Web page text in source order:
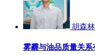
胡森林
雾霾与油品质量关系